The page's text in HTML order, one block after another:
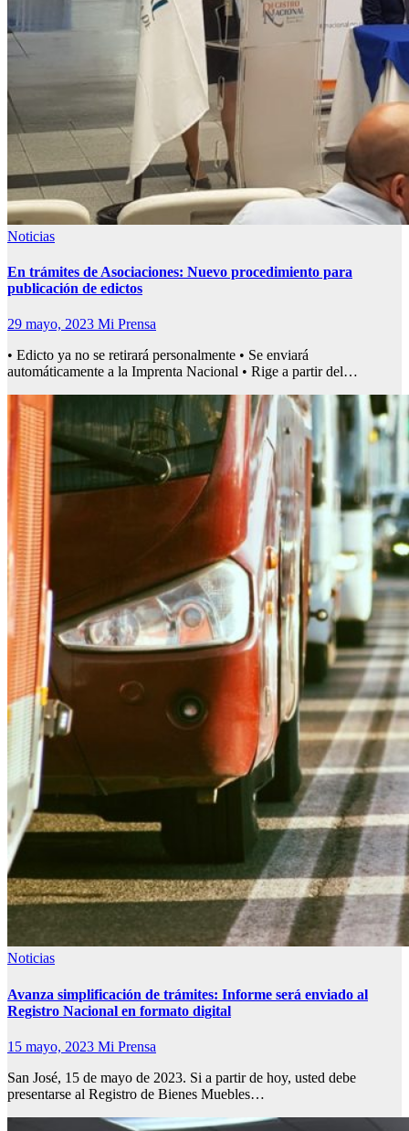
Noticias
En trámites de Asociaciones: Nuevo procedimiento para
publicación de edictos
29 mayo, 2023 Mi Prensa
• Edicto ya no se retirará personalmente • Se enviará
automáticamente a la Imprenta Nacional • Rige a partir del…
Noticias
Avanza simplificación de trámites: Informe será enviado al
Registro Nacional en formato digital
15 mayo, 2023 Mi Prensa
San José, 15 de mayo de 2023. Si a partir de hoy, usted debe
presentarse al Registro de Bienes Muebles…